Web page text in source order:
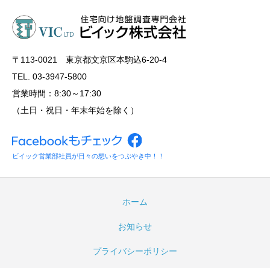
〒113‐0021 東京都文京区本駒込6-20-4
TEL. 03-3947-5800
営業時間：8:30～17:30
（土日・祝日・年末年始を除く）
ビイック営業部社員が日々の想いをつぶやき中！！
ホーム
お知らせ
プライバシーポリシー